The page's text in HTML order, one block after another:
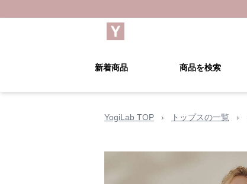
新着商品 商品を検索
YogiLab TOP › トップスの一覧 ›